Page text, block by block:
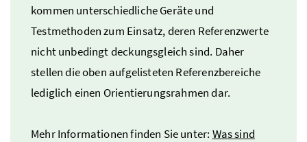
kommen unterschiedliche Geräte und
Testmethoden zum Einsatz, deren Referenzwerte
nicht unbedingt deckungsgleich sind. Daher
stellen die oben aufgelisteten Referenzbereiche
lediglich einen Orientierungsrahmen dar.
Mehr Informationen finden Sie unter: Was sind